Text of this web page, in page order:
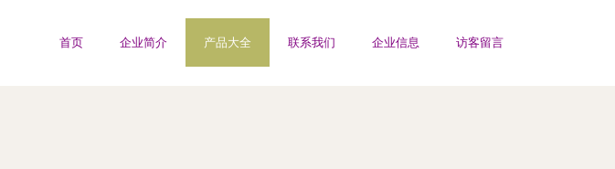
首页 企业简介 产品大全 联系我们 企业信息 访客留言